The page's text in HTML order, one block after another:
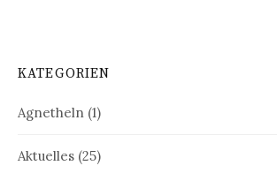
KATEGORIEN
Agnetheln (1)
Aktuelles (25)